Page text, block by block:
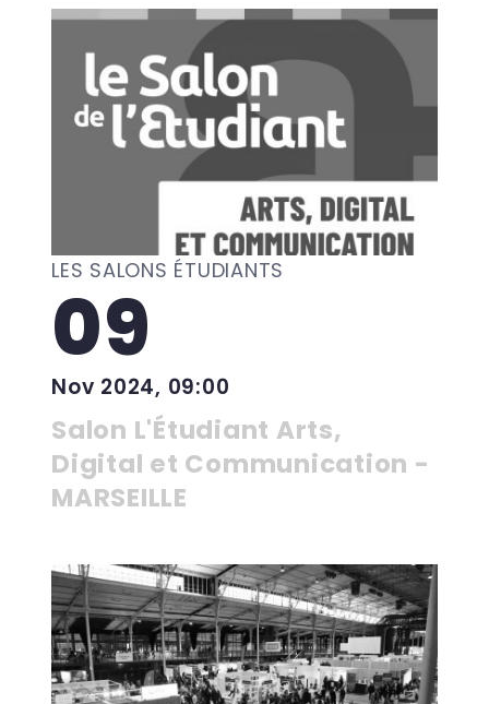
LES SALONS ÉTUDIANTS
09
Nov 2024, 09:00
Salon L'Étudiant Arts,
Digital et Communication -
MARSEILLE